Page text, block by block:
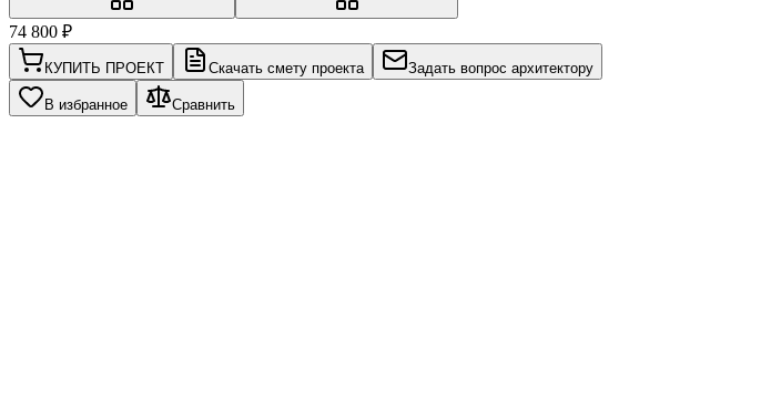
74 800 ₽
КУПИТЬ ПРОЕКТ Скачать смету проекта Задать вопрос архитектору
В избранное Сравнить